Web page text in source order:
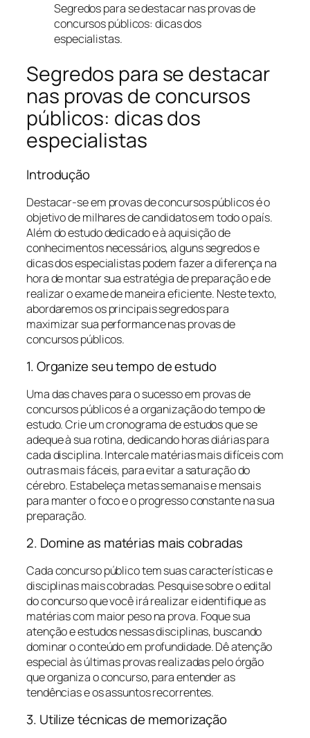
Segredos para se destacar nas provas de
concursos públicos: dicas dos
especialistas.
Segredos para se destacar
nas provas de concursos
públicos: dicas dos
especialistas
Introdução
Destacar-se em provas de concursos públicos é o
objetivo de milhares de candidatos em todo o país.
Além do estudo dedicado e à aquisição de
conhecimentos necessários, alguns segredos e
dicas dos especialistas podem fazer a diferença na
hora de montar sua estratégia de preparação e de
realizar o exame de maneira eficiente. Neste texto,
abordaremos os principais segredos para
maximizar sua performance nas provas de
concursos públicos.
1. Organize seu tempo de estudo
Uma das chaves para o sucesso em provas de
concursos públicos é a organização do tempo de
estudo. Crie um cronograma de estudos que se
adeque à sua rotina, dedicando horas diárias para
cada disciplina. Intercale matérias mais difíceis com
outras mais fáceis, para evitar a saturação do
cérebro. Estabeleça metas semanais e mensais
para manter o foco e o progresso constante na sua
preparação.
2. Domine as matérias mais cobradas
Cada concurso público tem suas características e
disciplinas mais cobradas. Pesquise sobre o edital
do concurso que você irá realizar e identifique as
matérias com maior peso na prova. Foque sua
atenção e estudos nessas disciplinas, buscando
dominar o conteúdo em profundidade. Dê atenção
especial às últimas provas realizadas pelo órgão
que organiza o concurso, para entender as
tendências e os assuntos recorrentes.
3. Utilize técnicas de memorização